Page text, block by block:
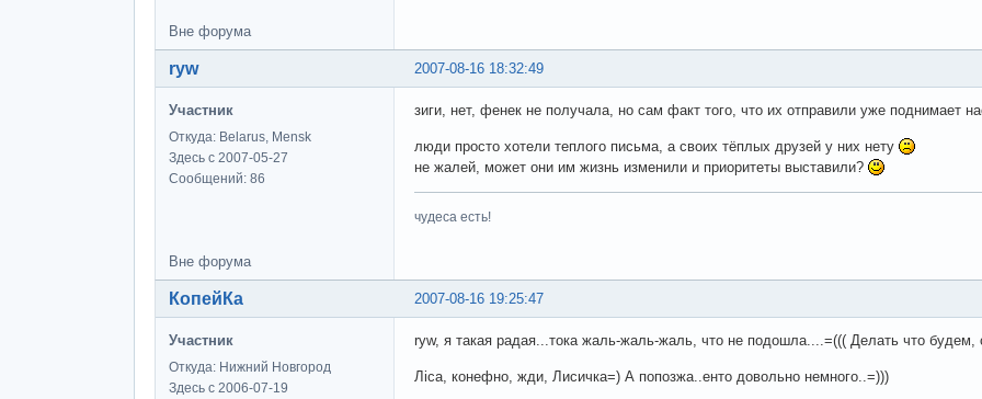
Вне форума
2007-08-16 18:32:49
ryw
Участник
Откуда: Belarus, Mensk
Здесь с 2007-05-27
Сообщений: 86
зиги, нет, фенек не получала, но сам факт того, что их отправили уже поднимает
люди просто хотели теплого письма, а своих тёплых друзей у них нету
не жалей, может они им жизнь изменили и приоритеты выставили?
чудеса есть!
Вне форума
2007-08-16 19:25:47
КопейКа
Участник
Откуда: Нижний Новгород
Здесь с 2006-07-19
ryw, я такая радая...тока жаль-жаль-жаль, что не подошла....=((( Делать что
Ліса, конефно, жди, Лисичка=) А попозжа..енто довольно немного..=)))